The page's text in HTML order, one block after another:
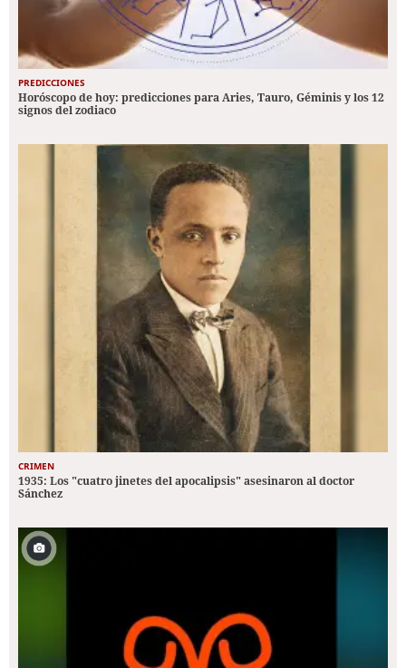
PREDICCIONES
Horóscopo de hoy: predicciones para Aries, Tauro, Géminis y los 12
signos del zodiaco
CRIMEN
1935: Los "cuatro jinetes del apocalipsis" asesinaron al doctor
Sánchez